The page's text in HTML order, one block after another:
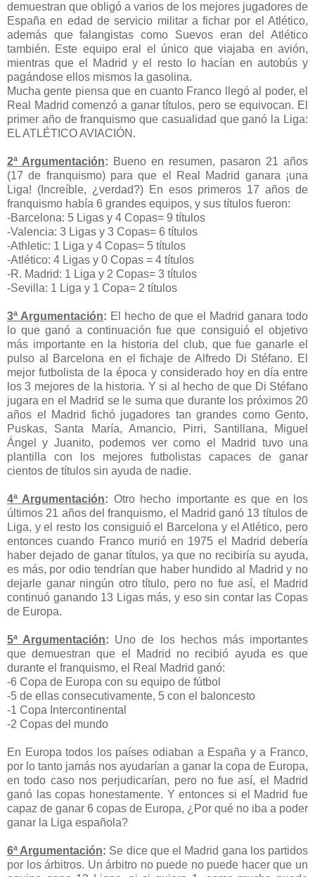
demuestran que obligó a varios de los mejores jugadores de
España en edad de servicio militar a fichar por el Atlético,
además que falangistas como Suevos eran del Atlético
también. Este equipo eral el único que viajaba en avión,
mientras que el Madrid y el resto lo hacían en autobús y
pagándose ellos mismos la gasolina.
Mucha gente piensa que en cuanto Franco llegó al poder, el
Real Madrid comenzó a ganar títulos, pero se equivocan. El
primer año de franquismo que casualidad que ganó la Liga:
EL ATLÉTICO AVIACIÓN.
2ª Argumentación: Bueno en resumen, pasaron 21 años
(17 de franquismo) para que el Real Madrid ganara ¡una
Liga! (Increíble, ¿verdad?) En esos primeros 17 años de
franquismo había 6 grandes equipos, y sus títulos fueron:
-Barcelona: 5 Ligas y 4 Copas= 9 títulos
-Valencia: 3 Ligas y 3 Copas= 6 títulos
-Athletic: 1 Liga y 4 Copas= 5 títulos
-Atlético: 4 Ligas y 0 Copas = 4 títulos
-R. Madrid: 1 Liga y 2 Copas= 3 títulos
-Sevilla: 1 Liga y 1 Copa= 2 títulos
3ª Argumentación: El hecho de que el Madrid ganara todo
lo que ganó a continuación fue que consiguió el objetivo
más importante en la historia del club, que fue ganarle el
pulso al Barcelona en el fichaje de Alfredo Di Stéfano. El
mejor futbolista de la época y considerado hoy en día entre
los 3 mejores de la historia. Y si al hecho de que Di Stéfano
jugara en el Madrid se le suma que durante los próximos 20
años el Madrid fichó jugadores tan grandes como Gento,
Puskas, Santa María, Amancio, Pirri, Santillana, Miguel
Ángel y Juanito, podemos ver como el Madrid tuvo una
plantilla con los mejores futbolistas capaces de ganar
cientos de títulos sin ayuda de nadie.
4ª Argumentación: Otro hecho importante es que en los
últimos 21 años del franquismo, el Madrid ganó 13 títulos de
Liga, y el resto los consiguió el Barcelona y el Atlético, pero
entonces cuando Franco murió en 1975 el Madrid debería
haber dejado de ganar títulos, ya que no recibiría su ayuda,
es más, por odio tendrían que haber hundido al Madrid y no
dejarle ganar ningún otro título, pero no fue así, el Madrid
continuó ganando 13 Ligas más, y eso sin contar las Copas
de Europa.
5ª Argumentación: Uno de los hechos más importantes
que demuestran que el Madrid no recibió ayuda es que
durante el franquismo, el Real Madrid ganó:
-6 Copa de Europa con su equipo de fútbol
-5 de ellas consecutivamente, 5 con el baloncesto
-1 Copa Intercontinental
-2 Copas del mundo
En Europa todos los países odiaban a España y a Franco,
por lo tanto jamás nos ayudarían a ganar la copa de Europa,
en todo caso nos perjudicarían, pero no fue así, el Madrid
ganó las copas honestamente. Y entonces si el Madrid fue
capaz de ganar 6 copas de Europa, ¿Por qué no iba a poder
ganar la Liga española?
6ª Argumentación: Se dice que el Madrid gana los partidos
por los árbitros. Un árbitro no puede no puede hacer que un